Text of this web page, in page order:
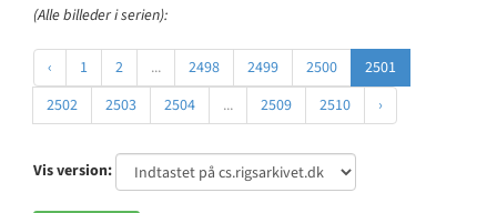
(Alle billeder i serien):
‹ 1 2 ... 2498 2499 2500
2501
2502
2503 2504 ... 2509 2510 ›
Vis version: